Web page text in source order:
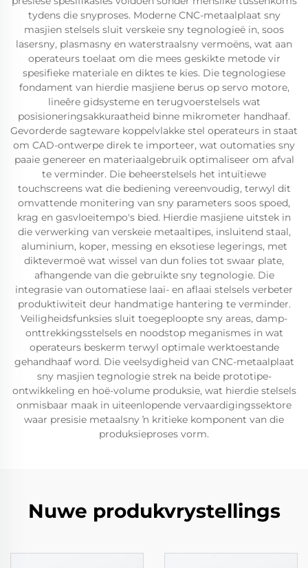
tydens die snyproses. Moderne CNC-metaalplaat sny
masjien stelsels sluit verskeie sny tegnologieë in, soos
lasersny, plasmasny en waterstraalsny vermoëns, wat aan
operateurs toelaat om die mees geskikte metode vir
spesifieke materiale en diktes te kies. Die tegnologiese
fondament van hierdie masjiene berus op servo motore,
lineêre gidsysteme en terugvoerstelsels wat
posisioneringsakkuraatheid binne mikrometer handhaaf.
Gevorderde sagteware koppelvlakke stel operateurs in staat
om CAD-ontwerpe direk te importeer, wat outomaties sny
paaie genereer en materiaalgebruik optimaliseer om afval
te verminder. Die beheerstelsels het intuïtiewe
touchscreens wat die bediening vereenvoudig, terwyl dit
omvattende monitering van sny parameters soos spoed,
krag en gasvloeitempo's bied. Hierdie masjiene uitstek in
die verwerking van verskeie metaaltipes, insluitend staal,
aluminium, koper, messing en eksotiese legerings, met
diktevermoë wat wissel van dun folies tot swaar plate,
afhangende van die gebruikte sny tegnologie. Die
integrasie van outomatiese laai- en aflaai stelsels verbeter
produktiwiteit deur handmatige hantering te verminder.
Veiligheidsfunksies sluit toegeploopte sny areas, damp-
onttrekkingsstelsels en noodstop meganismes in wat
operateurs beskerm terwyl optimale werktoestande
gehandhaaf word. Die veelsydigheid van CNC-metaalplaat
sny masjien tegnologie strek na beide prototipe-
ontwikkeling en hoë-volume produksie, wat hierdie stelsels
onmisbaar maak in uiteenlopende vervaardigingssektore
waar presisie metaalsny ŉ kritieke komponent van die
produksieproses vorm.
Nuwe produkvrystellings